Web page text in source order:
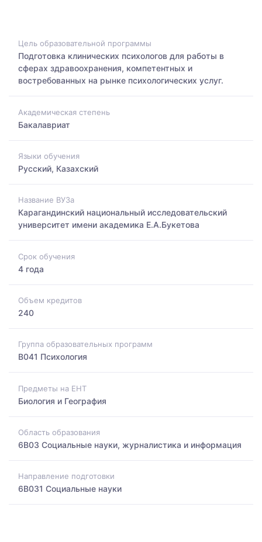
Цель образовательной программы
Подготовка клинических психологов для работы в
сферах здравоохранения, компетентных и
востребованных на рынке психологических услуг.
Академическая степень
Бакалавриат
Языки обучения
Русский, Казахский
Название ВУЗа
Карагандинский национальный исследовательский
университет имени академика Е.А.Букетова
Срок обучения
4 года
Объем кредитов
240
Группа образовательных программ
B041 Психология
Предметы на ЕНТ
Биология и География
Область образования
6B03 Социальные науки, журналистика и информация
Направление подготовки
6B031 Социальные науки